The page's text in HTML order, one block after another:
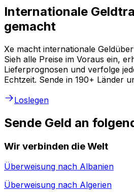
Internationale
gemacht
Xe macht internationale
Sieh alle Preise im Voraus ein,
Lieferprognosen und verfolge
Echtzeit. Sende in 190+ Länder
Loslegen
Sende Geld an
Wir verbinden die Welt
Überweisung nach Albanien
Überweisung nach Algerien